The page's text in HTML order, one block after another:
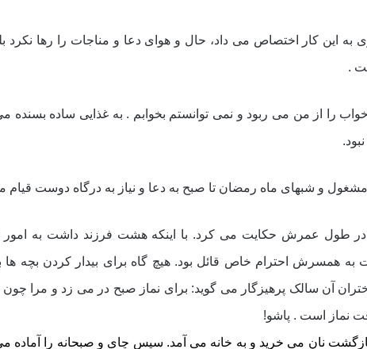
این کار اختصاص مى داد، حال و هواى دعا و مناجات را رها نکرد
.
را از من مى ربود و نمى توانستم بخوابم . به غذایى ساده بسنده
و شبهاى ماه رمضان تا صبح به دعا و نیاز به درگاه دوست قیام
در طول عمرش حکایت مى کرد. با اینکه هشت فرزند داشت به
همسرش احترام خاص قائل بود. هیچ گاه براى بیدار کردن بچه ها
آن سالک پرهیزگار مى گوید: براى نماز صبح در مى زد و مرا
نماز است . پاشو!
نان مى خرید و به خانه مى آمد. سپس چاى و صبحانه را آماده